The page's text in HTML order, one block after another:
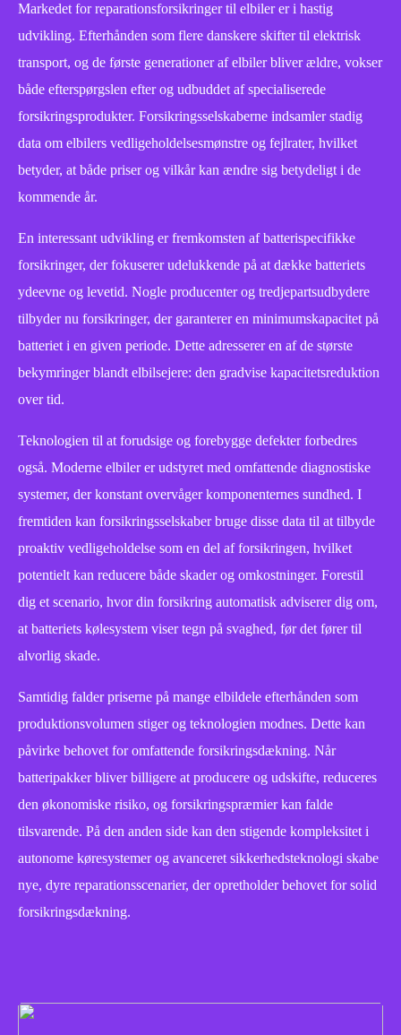
Markedet for reparationsforsikringer til elbiler er i hastig
udvikling. Efterhånden som flere danskere skifter til elektrisk
transport, og de første generationer af elbiler bliver ældre, vokser
både efterspørgslen efter og udbuddet af specialiserede
forsikringsprodukter. Forsikringsselskaberne indsamler stadig
data om elbilers vedligeholdelsesmønstre og fejlrater, hvilket
betyder, at både priser og vilkår kan ændre sig betydeligt i de
kommende år.
En interessant udvikling er fremkomsten af batterispecifikke
forsikringer, der fokuserer udelukkende på at dække batteriets
ydeevne og levetid. Nogle producenter og tredjepartsudbydere
tilbyder nu forsikringer, der garanterer en minimumskapacitet på
batteriet i en given periode. Dette adresserer en af de største
bekymringer blandt elbilsejere: den gradvise kapacitetsreduktion
over tid.
Teknologien til at forudsige og forebygge defekter forbedres
også. Moderne elbiler er udstyret med omfattende diagnostiske
systemer, der konstant overvåger komponenternes sundhed. I
fremtiden kan forsikringsselskaber bruge disse data til at tilbyde
proaktiv vedligeholdelse som en del af forsikringen, hvilket
potentielt kan reducere både skader og omkostninger. Forestil
dig et scenario, hvor din forsikring automatisk adviserer dig om,
at batteriets kølesystem viser tegn på svaghed, før det fører til
alvorlig skade.
Samtidig falder priserne på mange elbildele efterhånden som
produktionsvolumen stiger og teknologien modnes. Dette kan
påvirke behovet for omfattende forsikringsdækning. Når
batteripakker bliver billigere at producere og udskifte, reduceres
den økonomiske risiko, og forsikringspræmier kan falde
tilsvarende. På den anden side kan den stigende kompleksitet i
autonome køresystemer og avanceret sikkerhedsteknologi skabe
nye, dyre reparationsscenarier, der opretholder behovet for solid
forsikringsdækning.